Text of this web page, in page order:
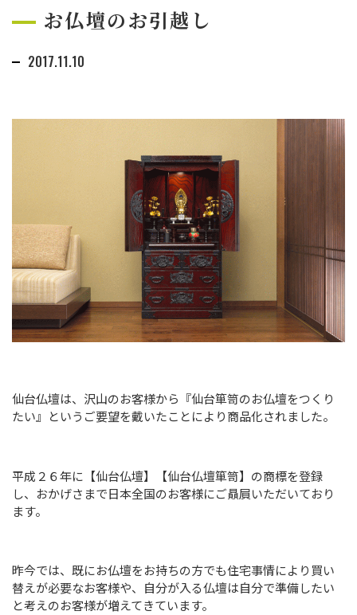
お仏壇のお引越し
2017.11.10
仙台仏壇は、沢山のお客様から『仙台箪笥のお仏壇をつくり
たい』というご要望を戴いたことにより商品化されました。
平成２６年に【仙台仏壇】【仙台仏壇箪笥】の商標を登録
し、おかげさまで日本全国のお客様にご贔屓いただいており
ます。
昨今では、既にお仏壇をお持ちの方でも住宅事情により買い
替えが必要なお客様や、自分が入る仏壇は自分で準備したい
と考えのお客様が増えてきています。